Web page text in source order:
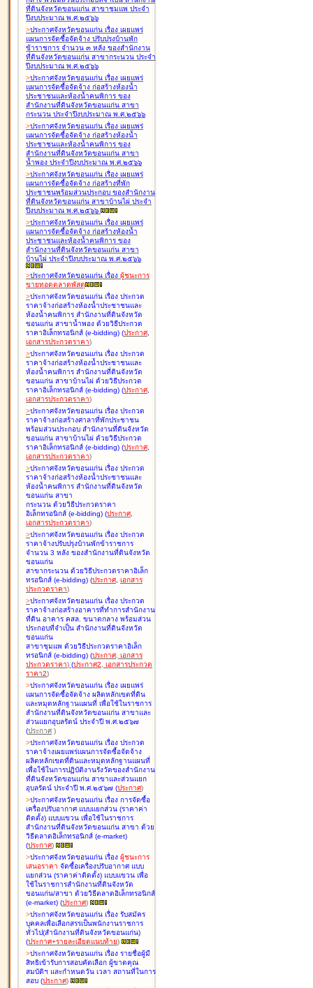
ที่ดินจังหวัดขอนแก่น สาขาชุมแพ ประจำ
ปีงบประมาณ พ.ศ.๒๕๖๖
>ประกาศจังหวัดขอนแก่น เรื่อง เผยแพร่
แผนการจัดซื้อจัดจ้าง ปรับปรุงบ้านพัก
ข้าราชการ จำนวน ๓ หลัง ของสำนักงาน
ที่ดินจังหวัดขอนแก่น สาขากระนวน ประจำ
ปีงบประมาณ พ.ศ.๒๕๖๖
>ประกาศจังหวัดขอนแก่น เรื่อง เผยแพร่
แผนการจัดซื้อจัดจ้าง ก่อสร้างห้องน้ำ
ประชาชนและห้องน้ำคนพิการ ของ
สำนักงานที่ดินจังหวัดขอนแก่น สาขา
กระนวน ประจำปีงบประมาณ พ.ศ.๒๕๖๖
>ประกาศจังหวัดขอนแก่น เรื่อง เผยแพร่
แผนการจัดซื้อจัดจ้าง ก่อสร้างห้องน้ำ
ประชาชนและห้องน้ำคนพิการ ของ
สำนักงานที่ดินจังหวัดขอนแก่น สาขา
น้ำพอง ประจำปีงบประมาณ พ.ศ.๒๕๖๖
>ประกาศจังหวัดขอนแก่น เรื่อง เผยแพร่
แผนการจัดซื้อจัดจ้าง ก่อสร้างที่พัก
ประชาชนพร้อมส่วนประกอบ ของสำนักงาน
ที่ดินจังหวัดขอนแก่น สาขาบ้านไผ่ ประจำ
ปีงบประมาณ พ.ศ.๒๕๖๖
>ประกาศจังหวัดขอนแก่น เรื่อง เผยแพร่
แผนการจัดซื้อจัดจ้าง ก่อสร้างห้องน้ำ
ประชาชนและห้องน้ำคนพิการ ของ
สำนักงานที่ดินจังหวัดขอนแก่น สาขา
บ้านไผ่ ประจำปีงบประมาณ พ.ศ.๒๕๖๖
>ประกาศจังหวัดขอนแก่น เรื่อง ผู้ชนะการ
ขายทอดตลาดพัสดุ
>ประกาศจังหวัดขอนแก่น เรื่อง ประกวด
ราคาจ้างก่อสร้างห้องน้ำประชาชนและ
ห้องน้ำคนพิการ สำนักงานที่ดินจังหวัด
ขอนแก่น สาขาน้ำพอง ด้วยวิธีประกวด
ราคาอิเล็กทรอนิกส์ (e-bidding) (ประกาศ,
เอกสารประกวดราคา)
>ประกาศจังหวัดขอนแก่น เรื่อง ประกวด
ราคาจ้างก่อสร้างห้องน้ำประชาชนและ
ห้องน้ำคนพิการ สำนักงานที่ดินจังหวัด
ขอนแก่น สาขาบ้านไผ่ ด้วยวิธีประกวด
ราคาอิเล็กทรอนิกส์ (e-bidding) (ประกาศ,
เอกสารประกวดราคา)
>ประกาศจังหวัดขอนแก่น เรื่อง ประกวด
ราคาจ้างก่อสร้างศาลาที่พักประชาชน
พร้อมส่วนประกอบ สำนักงานที่ดินจังหวัด
ขอนแก่น สาขาบ้านไผ่ ด้วยวิธีประกวด
ราคาอิเล็กทรอนิกส์ (e-bidding) (ประกาศ,
เอกสารประกวดราคา)
>ประกาศจังหวัดขอนแก่น เรื่อง ประกวด
ราคาจ้างก่อสร้างห้องน้ำประชาชนและ
ห้องน้ำคนพิการ สำนักงานที่ดินจังหวัด
ขอนแก่น สาขา
กระนวน ด้วยวิธีประกวดราคา
อิเล็กทรอนิกส์ (e-bidding) (ประกาศ,
เอกสารประกวดราคา)
>ประกาศจังหวัดขอนแก่น เรื่อง ประกวด
ราคาจ้างปรับปรุงบ้านพักข้าราชการ
จำนวน 3 หลัง ของสำนักงานที่ดินจังหวัด
ขอนแก่น
สาขากระนวน ด้วยวิธีประกวดราคาอิเล็ก
ทรอนิกส์ (e-bidding) (ประกาศ, เอกสาร
ประกวดราคา)
>ประกาศจังหวัดขอนแก่น เรื่อง ประกวด
ราคาจ้างก่อสร้างอาคารที่ทำการสำนักงาน
ที่ดิน อาคาร คสล. ขนาดกลาง พร้อมส่วน
ประกอบที่จำเป็น สำนักงานที่ดินจังหวัด
ขอนแก่น
สาขาชุมแพ ด้วยวิธีประกวดราคาอิเล็ก
ทรอนิกส์ (e-bidding) (ประกาศ, เอกสาร
ประกวดราคา) (ประกาศ2, เอกสารประกวด
ราคา2)
>ประกาศจังหวัดขอนแก่น เรื่อง เผยแพร่
แผนการจัดซื้อจัดจ้าง ผลิตหลักเขตที่ดิน
และหมุดหลักฐานแผนที่ เพื่อใช้ในราชการ
สำนักงานที่ดินจังหวัดขอนแก่น สาขาและ
ส่วนแยกอุบลรัตน์ ประจำปี พ.ศ.๒๕๖๗
(ประกาศ )
>ประกาศจังหวัดขอนแก่น เรื่อง ประกวด
ราคาจ้างเผยแพร่แผนการจัดซื้อจัดจ้าง
ผลิตหลักเขตที่ดินและหมุดหลักฐานแผนที่
เพื่อใช้ในการปฏิบัติงานรังวัดของสำนักงาน
ที่ดินจังหวัดขอนแก่น สาขาและส่วนแยก
อุบลรัตน์ ประจำปี พ.ศ.๒๕๖๗ (ประกาศ)
>ประกาศจังหวัดขอนแก่น เรื่อง การจัดซื้อ
เครื่องปรับอากาศ แบบแยกส่วน (ราคาค่า
ติดตั้ง) แบบแขวน เพื่อใช้ในราชการ
สำนักงานที่ดินจังหวัดขอนแก่น สาขา ด้วย
วิธีตลาดอิเล็กทรอนิกส์ (e-market)
(ประกาศ)
>ประกาศจังหวัดขอนแก่น เรื่อง ผู้ชนะการ
เสนอราคา จัดซื้อเครื่องปรับอากาศ แบบ
แยกส่วน (ราคาค่าติดตั้ง) แบบแขวน เพื่อ
ใช้ในราชการสำนักงานที่ดินจังหวัด
ขอนแก่น/สาขา ด้วยวิธีตลาดอิเล็กทรอนิกส์
(e-market) (ประกาศ)
>ประกาศจังหวัดขอนแก่น เรื่อง รับสมัคร
บุคคลเพื่อเลือกสรรเป็นพนักงานราชการ
ทั่วไป(สำนักงานที่ดินจังหวัดขอนแก่น)
(ประกาศ+รายละเอียดแนบท้าย)
>ประกาศจังหวัดขอนแก่น เรื่อง รายชื่อผู้มี
สิทธิเข้ารับการสอบคัดเลือก ผู้ขาดคุณ
สมบัติฯ และกำหนดวัน เวลา สถานที่ในการ
สอบ (ประกาศ)